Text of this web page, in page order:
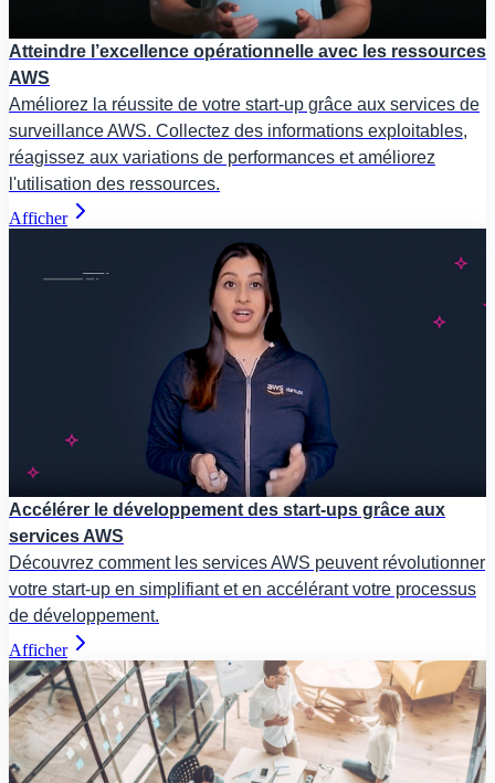
Atteindre l’excellence opérationnelle avec les ressources
AWS
Améliorez la réussite de votre start-up grâce aux services de
surveillance AWS. Collectez des informations exploitables,
réagissez aux variations de performances et améliorez
l'utilisation des ressources.
Afficher
Accélérer le développement des start-ups grâce aux
services AWS
Découvrez comment les services AWS peuvent révolutionner
votre start-up en simplifiant et en accélérant votre processus
de développement.
Afficher